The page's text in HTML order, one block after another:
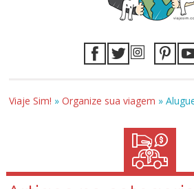
Viaje Sim! »Organize sua viagem »